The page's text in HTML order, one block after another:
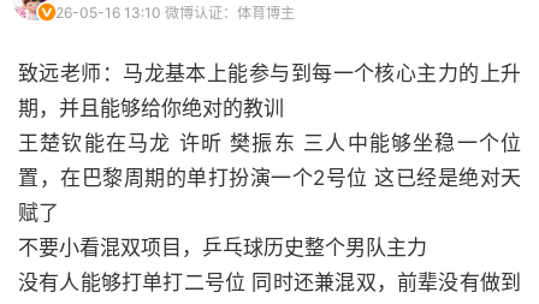
26-05-16 13:10 微博认证：体育博主
致远老师：马龙基本上能参与到每一个核心主力的上升
期，并且能够给你绝对的教训
王楚钦能在马龙 许昕 樊振东 三人中能够坐稳一个位
置，在巴黎周期的单打扮演一个2号位 这已经是绝对天
赋了
不要小看混双项目，乒乓球历史整个男队主力
没有人能够打单打二号位 同时还兼混双，前辈没有做到